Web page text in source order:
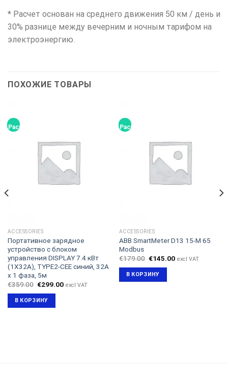
* Расчет основан на среднего движения 50 км / день и
30% разнице между вечерним и ночным тарифом на
электроэнергию.
ПОХОЖИЕ ТОВАРЫ
Распродажа!
ACCESSORIES
Портативное зарядное
устройство с блоком
управления DISPLAY 7.4 кВт
(1X32A), TYPE2-CEE синий, 32A
x 1 фаза, 5м
€359.00 Первоначальная
составляла
€359.00.
€299.00Текущая
excl VAT
В КОРЗИНУ
Распродажа!
ACCESSORIES
ABB SmartMeter D13 15-M 65
Modbus
€179.00 Первоначальная
составляла
€179.00.
€145.00Текущая
excl VAT
В КОРЗИНУ